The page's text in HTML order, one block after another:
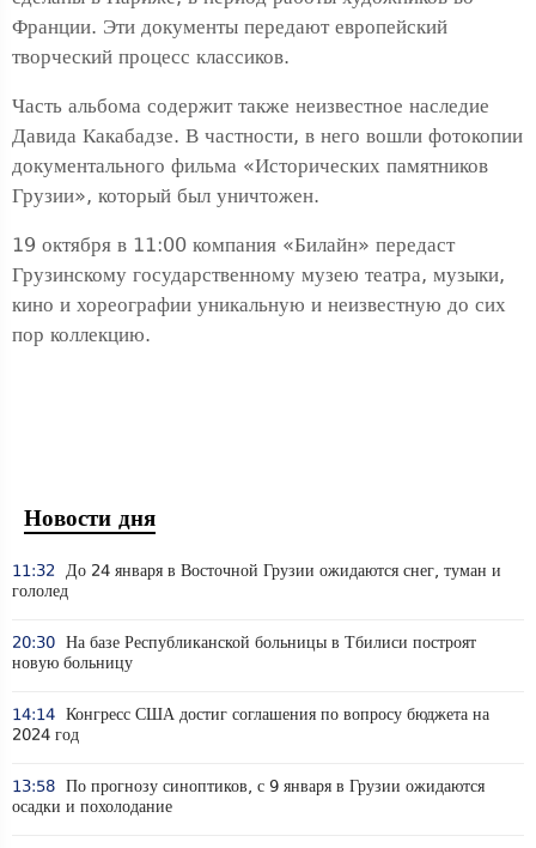
Франции. Эти документы передают европейский
творческий процесс классиков.
Часть альбома содержит также неизвестное наследие
Давида Какабадзе. В частности, в него вошли фотокопии
документального фильма «Исторических памятников
Грузии», который был уничтожен.
19 октября в 11:00 компания «Билайн» передаст
Грузинскому государственному музею театра, музыки,
кино и хореографии уникальную и неизвестную до сих
пор коллекцию.
Новости дня
11:32 До 24 января в Восточной Грузии ожидаются снег, туман и
гололед
20:30 На базе Республиканской больницы в Тбилиси построят
новую больницу
14:14 Конгресс США достиг соглашения по вопросу бюджета на
2024 год
13:58 По прогнозу синоптиков, с 9 января в Грузии ожидаются
осадки и похолодание